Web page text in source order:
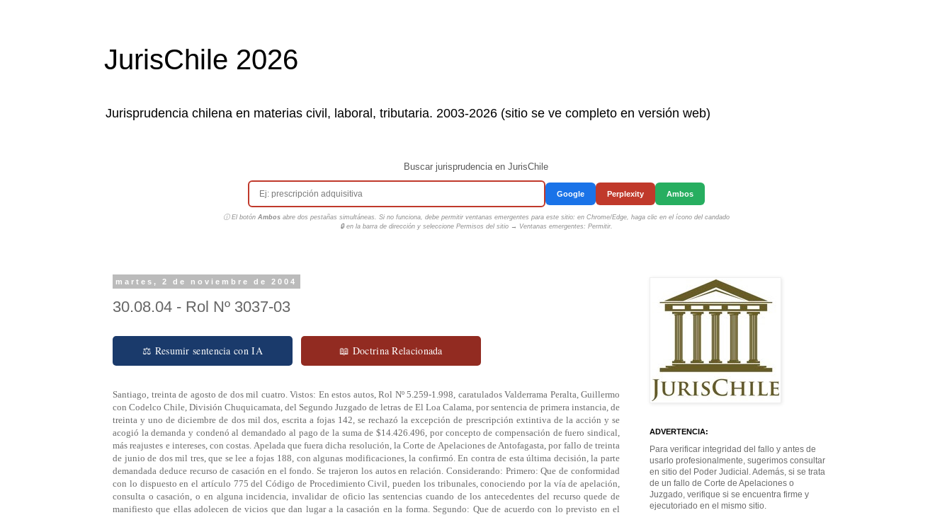
JurisChile 2026
Jurisprudencia chilena en materias civil, laboral, tributaria. 2003-2026 (sitio se ve completo en versión web)
Buscar jurisprudencia en JurisChile
Google Perplexity Ambos
ⓘ El botón Ambosabre dos pestañas simultáneas. Si no funciona, debe permitir ventanas emergentes para este sitio: en Chrome/Edge, haga clic en el ícono del candado
🔒 en la barra de dirección y seleccione Permisos del sitio → Ventanas emergentes: Permitir.
martes, 2 de noviembre de 2004
30.08.04 - Rol Nº 3037-03
⚖ Resumir sentencia con IA 📖 Doctrina Relacionada
Santiago, treinta de agosto de dos mil cuatro. Vistos: En estos autos, Rol Nº 5.259-1.998, caratulados Valderrama Peralta, Guillermo
con Codelco Chile, División Chuquicamata, del Segundo Juzgado de letras de El Loa Calama, por sentencia de primera instancia, de
treinta y uno de diciembre de dos mil dos, escrita a fojas 142, se rechazó la excepción de prescripción extintiva de la acción y se
acogió la demanda y condenó al demandado al pago de la suma de $14.426.496, por concepto de compensación de fuero sindical,
más reajustes e intereses, con costas. Apelada que fuera dicha resolución, la Corte de Apelaciones de Antofagasta, por fallo de treinta
de junio de dos mil tres, que se lee a fojas 188, con algunas modificaciones, la confirmó. En contra de esta última decisión, la parte
demandada deduce recurso de casación en el fondo. Se trajeron los autos en relación. Considerando: Primero: Que de conformidad
con lo dispuesto en el artículo 775 del Código de Procedimiento Civil, pueden los tribunales, conociendo por la vía de apelación,
consulta o casación, o en alguna incidencia, invalidar de oficio las sentencias cuando de los antecedentes del recurso quede de
manifiesto que ellas adolecen de vicios que dan lugar a la casación en la forma. Segundo: Que de acuerdo con lo previsto en el
ADVERTENCIA:
Para verificar integridad del fallo y antes de
usarlo profesionalmente, sugerimos consultar
en sitio del Poder Judicial. Además, si se trata
de un fallo de Corte de Apelaciones o
Juzgado, verifique si se encuentra firme y
ejecutoriado en el mismo sitio.